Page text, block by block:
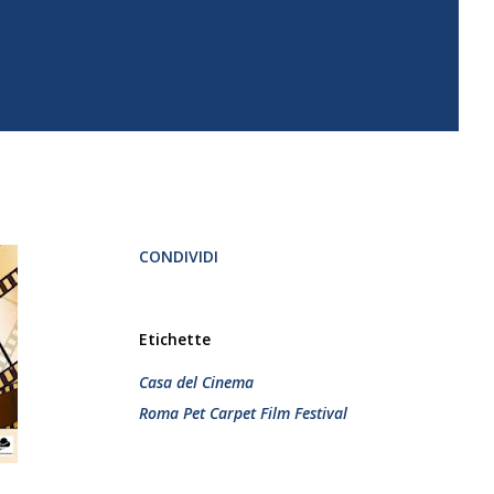
CONDIVIDI
Etichette
Casa del Cinema
Roma Pet Carpet Film Festival